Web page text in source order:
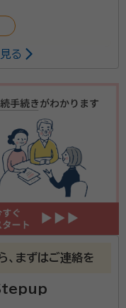
続を専門としてお
物についてのご相
る
、まずはご連絡を